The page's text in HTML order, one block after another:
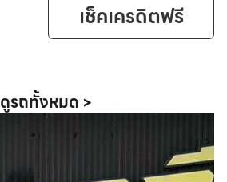
เช็คเครดิตฟรี
ดูรถทั้งหมด >